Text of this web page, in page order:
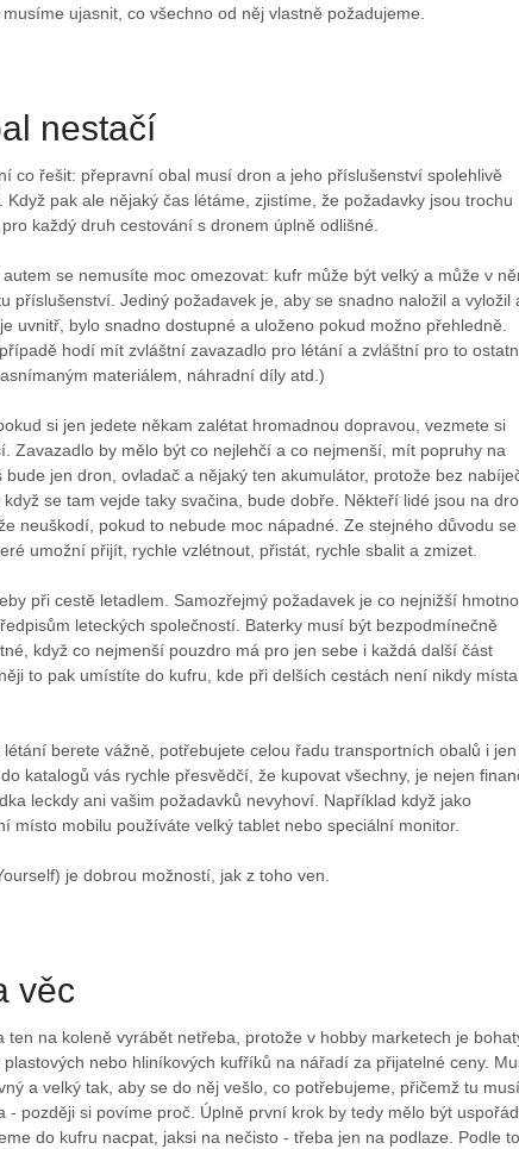
ujasnit, co všechno od něj vlastně požadujeme.
nestačí
co řešit: přepravní obal musí dron a jeho příslušenství spolehlivě
Když pak ale nějaký čas létáme, zjistíme, že požadavky jsou trochu
každý druh cestování s dronem úplně odlišné.
se nemusíte moc omezovat: kufr může být velký a může v
příslušenství. Jediný požadavek je, aby se snadno naložil a vyložil
uvnitř, bylo snadno dostupné a uloženo pokud možno přehledně.
hodí mít zvláštní zavazadlo pro létání a zvláštní pro to
materiálem, náhradní díly atd.)
si jen jedete někam zalétat hromadnou dopravou, vezmete si
Zavazadlo by mělo být co nejlehčí a co nejmenší, mít popruhy na
bude jen dron, ovladač a nějaký ten akumulátor, protože bez
když se tam vejde taky svačina, bude dobře. Někteří lidé jsou na
neuškodí, pokud to nebude moc nápadné. Ze stejného důvodu se
umožní přijít, rychle vzlétnout, přistát, rychle sbalit a zmizet.
při cestě letadlem. Samozřejmý požadavek je co nejnižší
leteckých společností. Baterky musí být bezpodmínečně
když co nejmenší pouzdro má pro jen sebe i každá další část
to pak umístíte do kufru, kde při delších cestách není nikdy místa
létání berete vážně, potřebujete celou řadu transportních obalů i
katalogů vás rychle přesvědčí, že kupovat všechny, je nejen
leckdy ani vašim požadavků nevyhoví. Například když jako
místo mobilu používáte velký tablet nebo speciální monitor.
je dobrou možností, jak z toho ven.
věc
ten na koleně vyrábět netřeba, protože v hobby marketech je
nebo hliníkových kufříků na nářadí za přijatelné ceny.
a velký tak, aby se do něj vešlo, co potřebujeme, přičemž tu
- později si povíme proč. Úplně první krok by tedy mělo být
do kufru nacpat, jaksi na nečisto - třeba jen na podlaze. Podle